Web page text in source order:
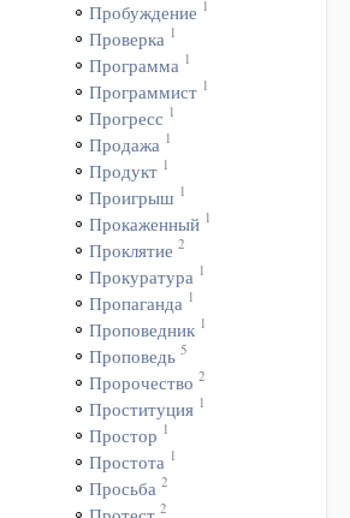
Пробуждение 1
Проверка 1
Программа 1
Программист 1
Прогресс 1
Продажа 1
Продукт 1
Проигрыш 1
Прокаженный 1
Проклятие 2
Прокуратура 1
Пропаганда 1
Проповедник 1
Проповедь 5
Пророчество 2
Проституция 1
Простор 1
Простота 1
Просьба 2
2